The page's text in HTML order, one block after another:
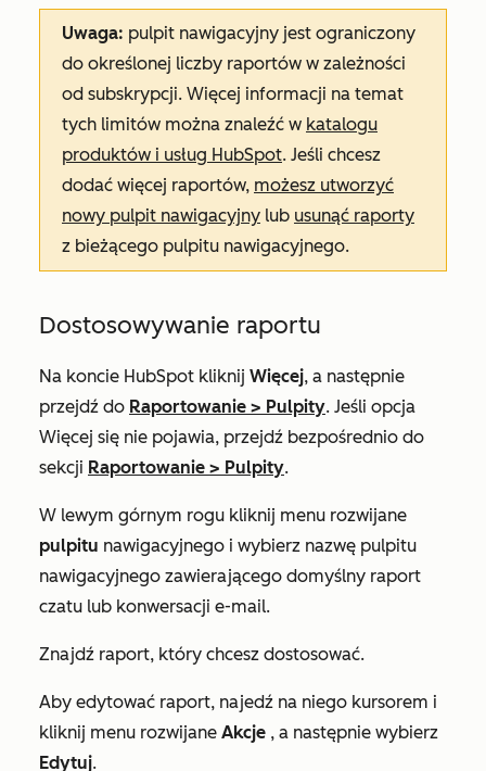
Uwaga: pulpit nawigacyjny jest ograniczony
do określonej liczby raportów w zależności
od subskrypcji. Więcej informacji na temat
tych limitów można znaleźć w katalogu
produktów i usług HubSpot. Jeśli chcesz
dodać więcej raportów, możesz utworzyć
nowy pulpit nawigacyjny lub usunąć raporty
z bieżącego pulpitu nawigacyjnego.
Dostosowywanie raportu
Na koncie HubSpot kliknij Więcej, a następnie
przejdź do Raportowanie > Pulpity. Jeśli opcja
Więcej się nie pojawia, przejdź bezpośrednio do
sekcji Raportowanie > Pulpity.
W lewym górnym rogu kliknij menu rozwijane
pulpitu nawigacyjnego i wybierz nazwę pulpitu
nawigacyjnego zawierającego domyślny raport
czatu lub konwersacji e-mail.
Znajdź raport, który chcesz dostosować.
Aby edytować raport, najedź na niego kursorem i
kliknij menu rozwijane Akcje , a następnie wybierz
Edytuj.